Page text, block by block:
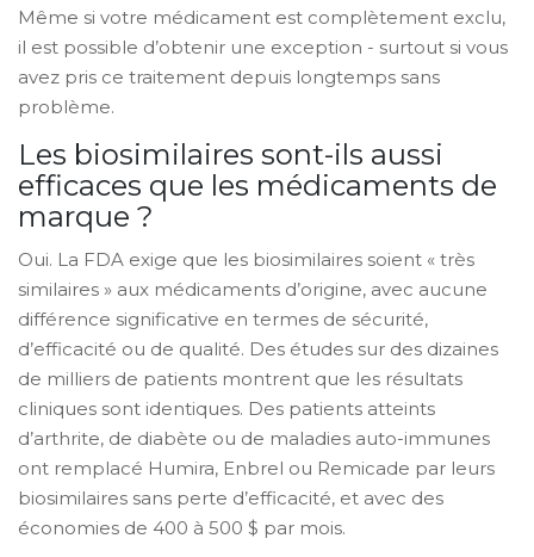
Même si votre médicament est complètement exclu,
il est possible d’obtenir une exception - surtout si vous
avez pris ce traitement depuis longtemps sans
problème.
Les biosimilaires sont-ils aussi
efficaces que les médicaments de
marque ?
Oui. La FDA exige que les biosimilaires soient « très
similaires » aux médicaments d’origine, avec aucune
différence significative en termes de sécurité,
d’efficacité ou de qualité. Des études sur des dizaines
de milliers de patients montrent que les résultats
cliniques sont identiques. Des patients atteints
d’arthrite, de diabète ou de maladies auto-immunes
ont remplacé Humira, Enbrel ou Remicade par leurs
biosimilaires sans perte d’efficacité, et avec des
économies de 400 à 500 $ par mois.